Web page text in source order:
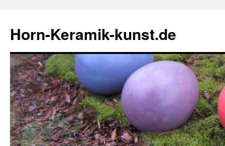
Horn-Keramik-kunst.de